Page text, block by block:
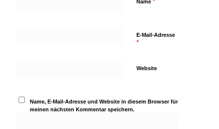
Name
E-Mail-Adresse
*
Website
Name, E-Mail-Adresse und Website in diesem Browser für
meinen nächsten Kommentar speichern.